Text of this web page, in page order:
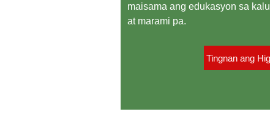
maisama ang edukasyon sa
at marami pa.
Tingnan ang